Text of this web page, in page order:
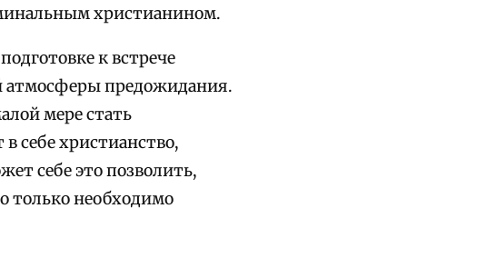
христианином.
к встрече
атмосферы предожидания.
мере стать
себе христианство,
себе это позволить,
только необходимо